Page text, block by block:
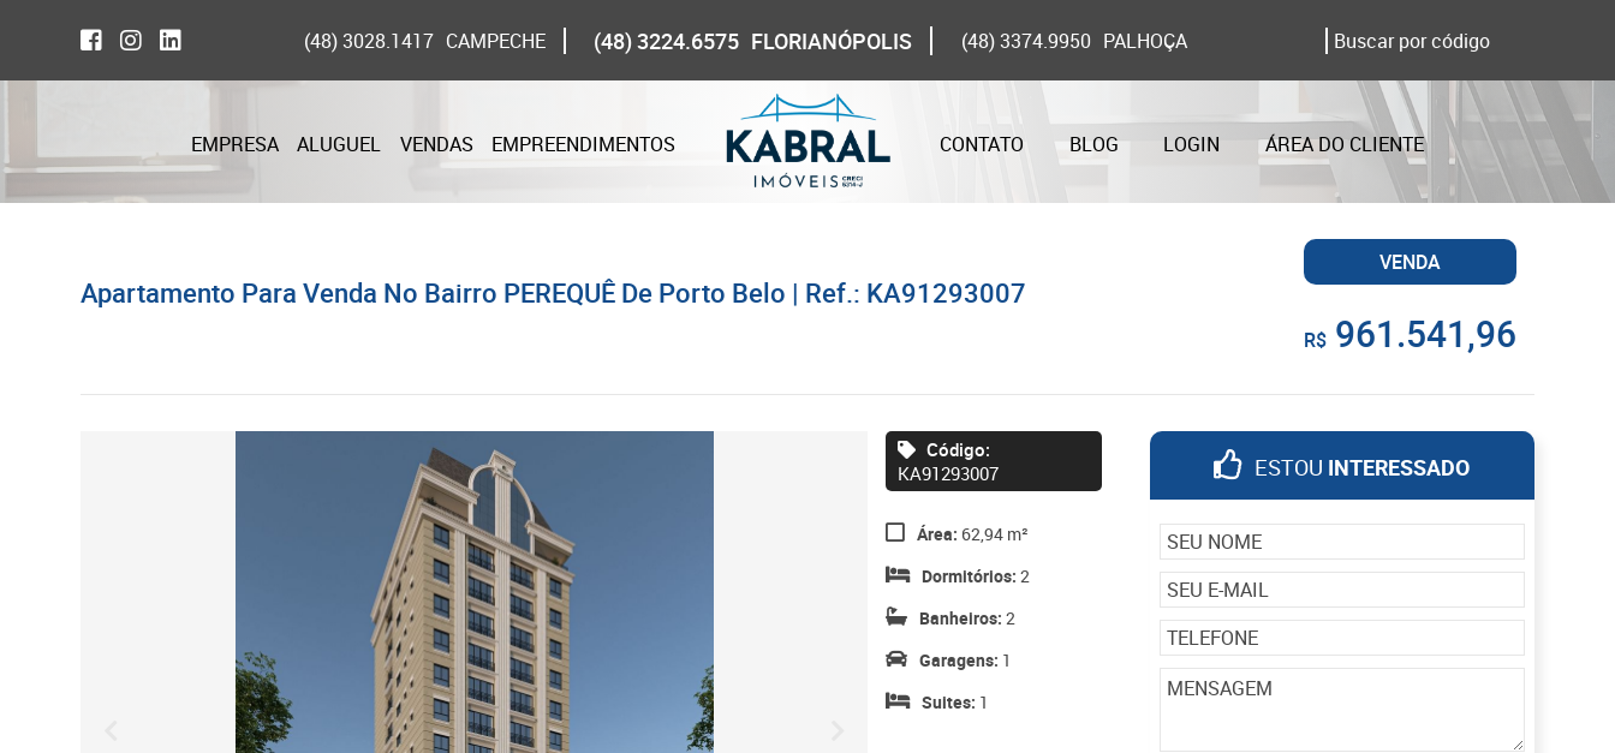
(48) 3028.1417 CAMPECHE (48) 3224.6575 FLORIANÓPOLIS (48) 3374.9950 PALHOÇA
EMPRESA ALUGUEL VENDAS EMPREENDIMENTOS CONTATO BLOG LOGIN ÁREA DO CLIENTE
Apartamento Para Venda No Bairro PEREQUÊ De Porto Belo | Ref.: KA91293007
VENDA
R$961.541,96
ESTOU INTERESSADO
Código:
KA91293007
Área: 62,94 m²
Dormitórios: 2
Banheiros: 2
Garagens: 1
Suites: 1